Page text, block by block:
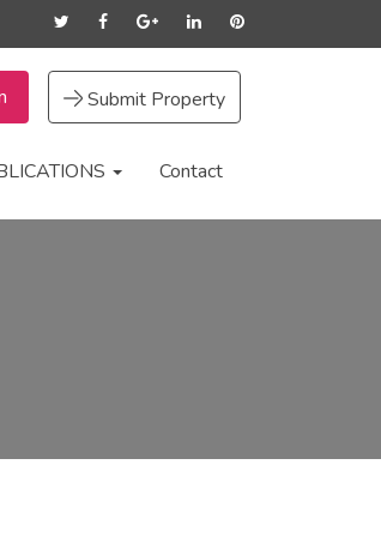
Submit Property
Contact